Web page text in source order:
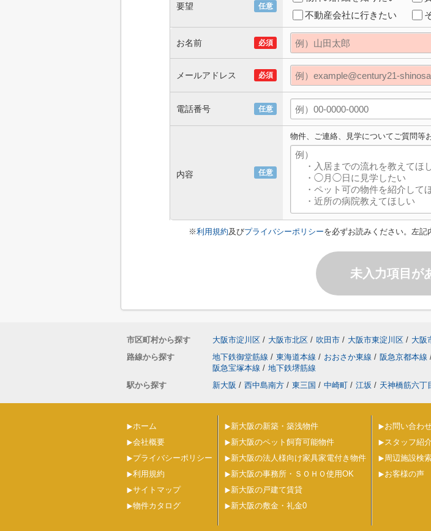
要望 任意
不動産会社に行きたい
お名前 必須
メールアドレス 必須
電話番号 任意
内容 任意
物件、ご連絡、見学についてご質問等
※利用規約及びプライバシーポリシーを必ずお読みください。左記
未入力項目が
市区町村から探す 大阪市淀川区 / 大阪市北区 / 吹田市 / 大阪市東淀川区 / 大阪
路線から探す
地下鉄御堂筋線 / 東海道本線 / おおさか東線 / 阪急京都本線
阪急宝塚本線 / 地下鉄堺筋線
駅から探す
新大阪 / 西中島南方 / 東三国 / 中崎町 / 江坂 / 天神橋筋六丁
ホーム
会社概要
プライバシーポリシー
利用規約
サイトマップ
物件カタログ
新大阪の新築・築浅物件
新大阪のペット飼育可能物件
新大阪の法人様向け家具家電付き物件
新大阪の事務所・ＳＯＨＯ使用OK
新大阪の戸建て賃貸
新大阪の敷金・礼金0
お問い合わ
スタッフ紹
周辺施設検
お客様の声